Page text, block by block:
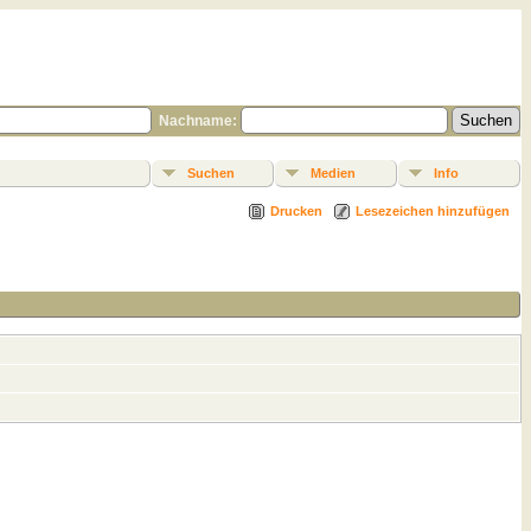
Nachname:
Suchen Medien Info
Drucken Lesezeichen hinzufügen